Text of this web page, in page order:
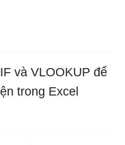
và VLOOKUP để
trong Excel